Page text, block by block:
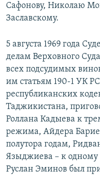
Сафонову, Николаю
Заславскому.
5 августа 1969 года
делам Верховного
всех подсудимых
им статьям 190-1 УК
республиканских
Таджикистана,
Роллана Кадыева к
режима, Айдера
полутора годам,
Языджиева – к
Руслан Эминов был